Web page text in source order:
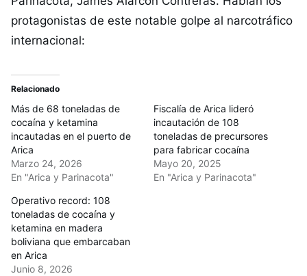
protagonistas de este notable golpe al narcotráfico
internacional:
Relacionado
Más de 68 toneladas de
cocaína y ketamina
incautadas en el puerto de
Arica
Marzo 24, 2026
En "Arica y Parinacota"
Fiscalía de Arica lideró
incautación de 108
toneladas de precursores
para fabricar cocaína
Mayo 20, 2025
En "Arica y Parinacota"
Operativo record: 108
toneladas de cocaína y
ketamina en madera
boliviana que embarcaban
en Arica
Junio 8, 2026